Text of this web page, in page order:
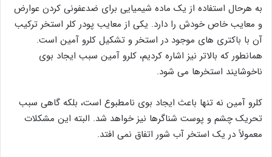
به هرحال استفاده از یک ماده شیمیایی برای ضدعفونی کردن عوارض
و معایب خاص خودش را دارد. یکی از معایب پودر کلر استخر ترکیب
آن با باکتری های موجود در استخر و تشکیل کلرو آمین است.
همانطور که بالاتر نیز اشاره کردیم، کلرو آمین سبب ایجاد بوی
ناخوشایند استخرها می شود.
کلرو آمین نه تنها باعث ایجاد بوی نامطبوع است، بلکه گاهی سبب
تحریک چشم و پوست شناگرها نیز خواهد شد. البته این مشکلات
معمولاً در یک استخر آب شور اتفاق نمی افتد.